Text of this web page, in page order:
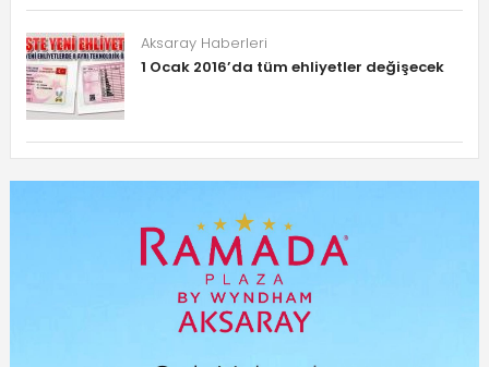
Aksaray Haberleri
1 Ocak 2016’da tüm ehliyetler değişecek